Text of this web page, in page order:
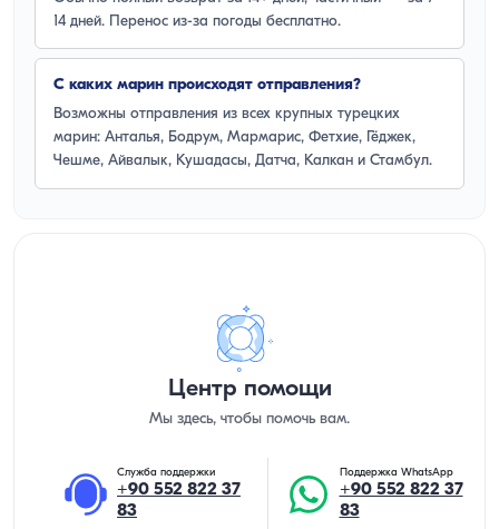
14 дней. Перенос из-за погоды бесплатно.
С каких марин происходят отправления?
Возможны отправления из всех крупных турецких
марин: Анталья, Бодрум, Мармарис, Фетхие, Гёджек,
Чешме, Айвалык, Кушадасы, Датча, Калкан и Стамбул.
Центр помощи
Мы здесь, чтобы помочь вам.
Служба поддержки
+90 552 822 37
83
Поддержка WhatsApp
+90 552 822 37
83